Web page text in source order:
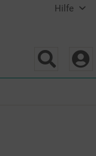
Hilfe